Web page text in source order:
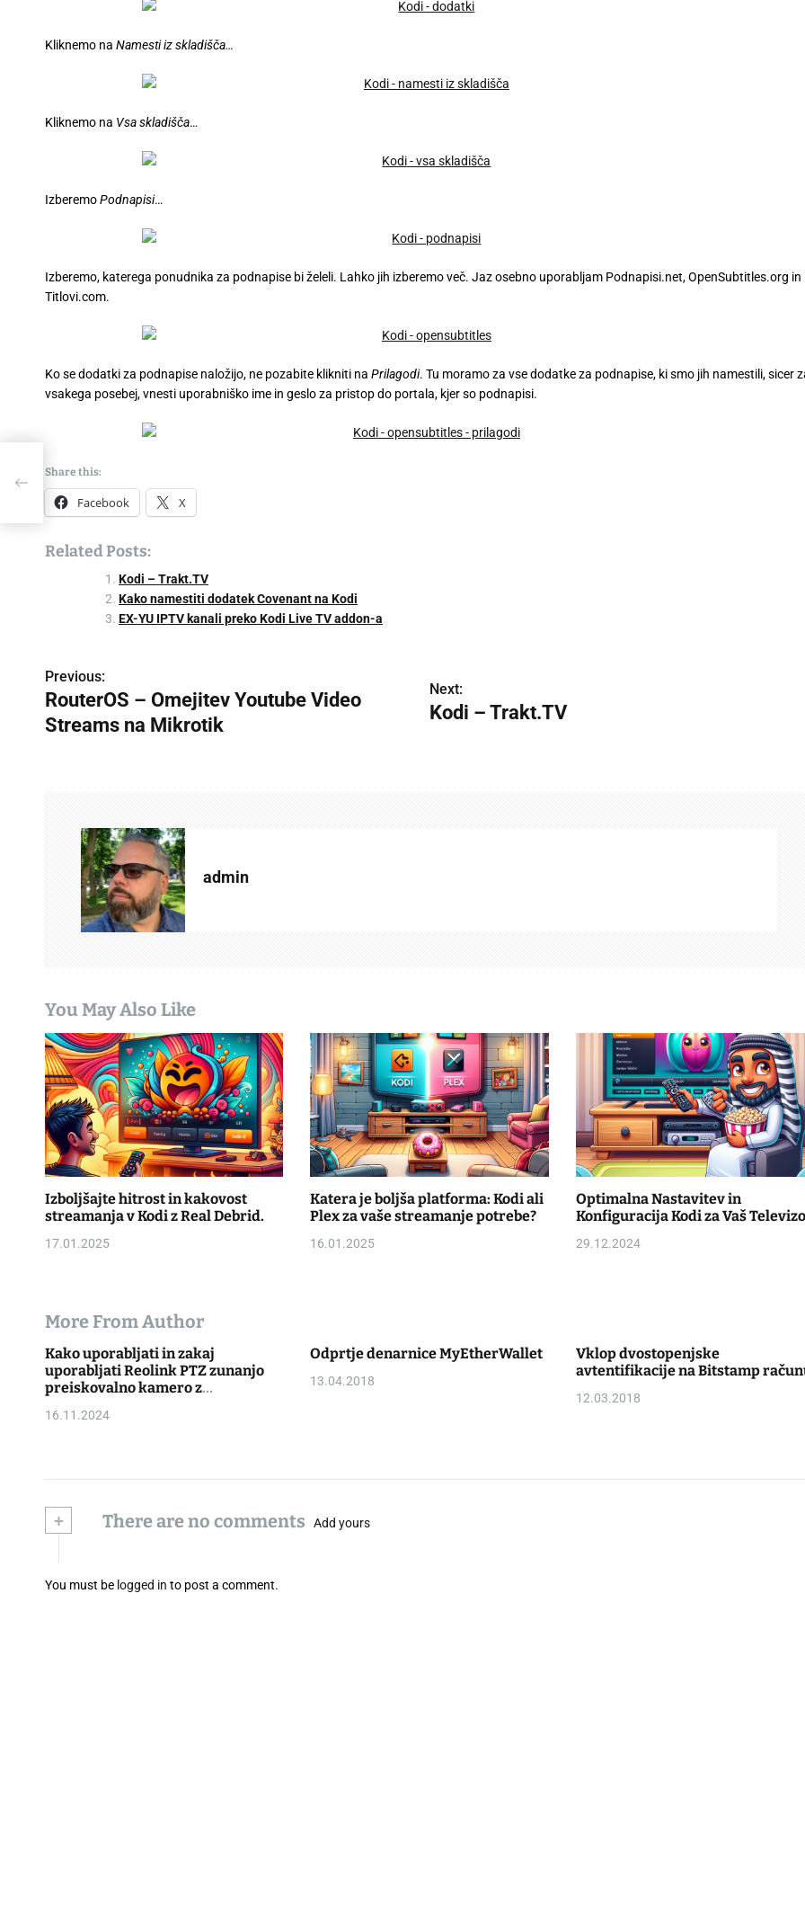
Kliknemo na Namesti iz skladišča…
Kliknemo na Vsa skladišča…
IzberemoPodnapisi…
Izberemo, katerega ponudnika za podnapise bi želeli. Lahko jih izberemo več. Jaz osebno uporabljam Podnapisi.net, OpenSubtitles.org in
Titlovi.com.
Ko se dodatki za podnapise naložijo, ne pozabite klikniti na Prilagodi. Tu moramo za vse dodatke za podnapise, ki smo jih namestili, sicer
vsakega posebej, vnesti uporabniško ime in geslo za pristop do portala, kjer so podnapisi.
Share this:
Facebook X
Related Posts:
Kodi – Trakt.TV
Kako namestiti dodatek Covenant na Kodi
EX-YU IPTV kanali preko Kodi Live TV addon-a
P
o
t
i
o
n
Previous:
RouterOS – Omejitev Youtube Video
Streams na Mikrotik
Next:
Kodi – Trakt.TV
admin
You May Also Like
Izboljšajte hitrost in kakovost
streamanja v Kodi z Real Debrid.
17.01.2025
Katera je boljša platforma: Kodi ali
Plex za vaše streamanje potrebe?
16.01.2025
Optimalna Nastavitev in
Konfiguracija Kodi za Vaš
29.12.2024
More From Author
Kako uporabljati in zakaj
uporabljati Reolink PTZ zunanjo
preiskovalno kamero z
zoomom
16.11.2024
Odprtje denarnice MyEtherWallet
13.04.2018
Vklop dvostopenjske
avtentifikacije na Bitstamp
12.03.2018
+ There are no comments Add yours
You must be logged in to post a comment.